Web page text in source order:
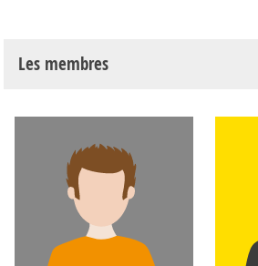
Les membres